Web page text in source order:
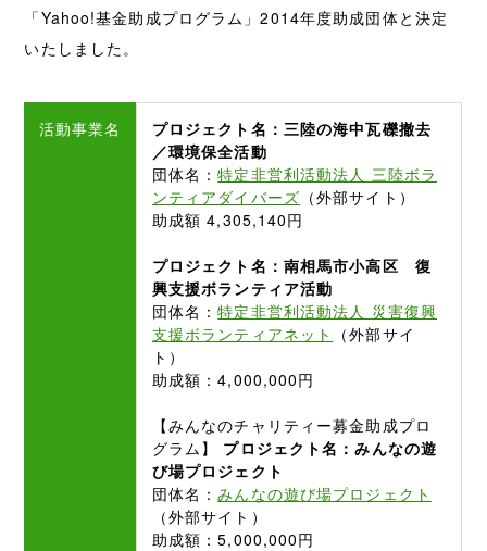
「Yahoo!基金助成プログラム」2014年度助成団体と決定
いたしました。
活動事業名
プロジェクト名：三陸の海中瓦礫撤去
／環境保全活動
団体名：特定非営利活動法人 三陸ボラ
ンティアダイバーズ （外部サイト）
助成額 4,305,140円
プロジェクト名：南相馬市小高区 復
興支援ボランティア活動
団体名：特定非営利活動法人 災害復興
支援ボランティアネット
（外部サイ
ト）
助成額：4,000,000円
【みんなのチャリティー募金助成プロ
グラム】 プロジェクト名：みんなの遊
び場プロジェクト
団体名：みんなの遊び場プロジェクト
（外部サイト）
助成額：5,000,000円